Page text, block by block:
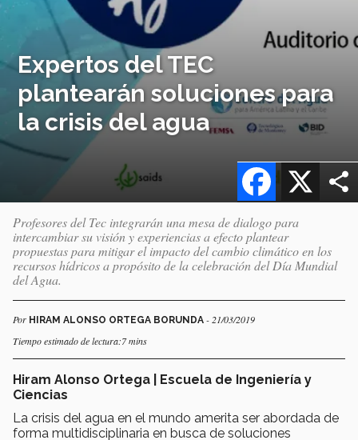
Expertos del TEC
plantearán soluciones para
la crisis del agua
X
Facebook
Profesores del Tec integrarán una mesa de dialogo para
intercambiar su visión y experiencias a efecto plantear
propuestas para mitigar el impacto del cambio climático en los
recursos hídricos a propósito de la celebración del Día Mundial
del Agua.
Por HIRAM ALONSO ORTEGA BORUNDA - 21/03/2019
Tiempo estimado de lectura:7 mins
Hiram Alonso Ortega | Escuela de Ingeniería y
Ciencias
La crisis del agua en el mundo amerita ser abordada de
forma multidisciplinaria en busca de soluciones